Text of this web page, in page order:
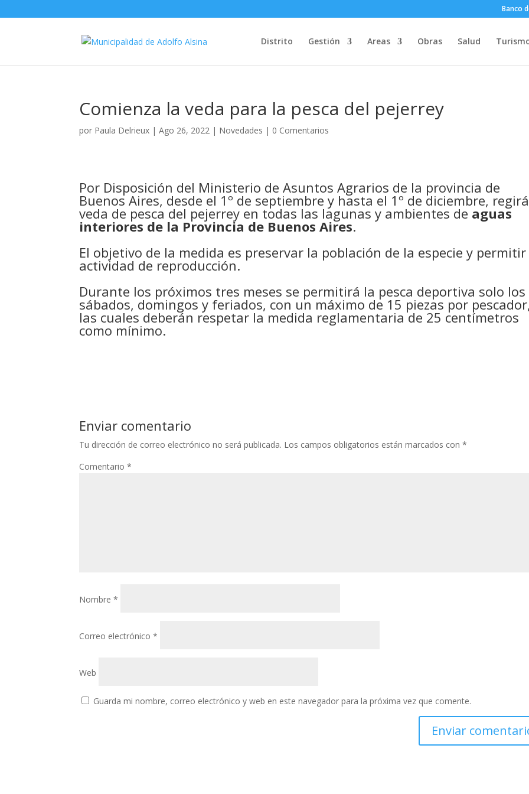
Banco
Distrito Gestión Areas Obras Salud
Comienza la veda para la pesca del pejerrey
por Paula Delrieux |Ago 26, 2022 | Novedades | 0 Comentarios
Por Disposición del Ministerio de Asuntos Agrarios de la provincia de
Buenos Aires, desde el 1º de septiembre y hasta el 1º de diciembre,
veda de pesca del pejerrey en todas las lagunas y ambientes de aguas
interiores de la Provincia de Buenos Aires.
El objetivo de la medida es preservar la población de la especie y
actividad de reproducción.
Durante los próximos tres meses se permitirá la pesca deportiva solo los
sábados, domingos y feriados, con un máximo de 15 piezas por
las cuales deberán respetar la medida reglamentaria de 25 centímetros
como mínimo.
Enviar comentario
Tu dirección de correo electrónico no será publicada. Los campos obligatorios están marcados con*
Comentario*
Nombre*
Correo electrónico*
Web
Guarda mi nombre, correo electrónico y web en este navegador para la próxima vez que comente.